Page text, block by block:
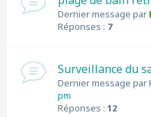
Dernier message par
Réponses : 7
Surveillance du
Dernier message par
pm
Réponses : 12